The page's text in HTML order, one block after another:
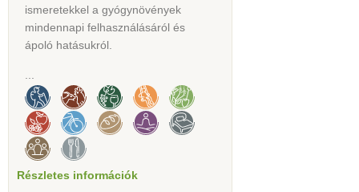
ismeretekkel a gyógynövények
mindennapi felhasználásáról és
ápoló hatásukról.
Részletes információk